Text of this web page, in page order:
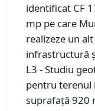
identificat CF
mp pe care
realizeze un
infrastructură
L3 - Studiu
pentru terenul
suprafață 920